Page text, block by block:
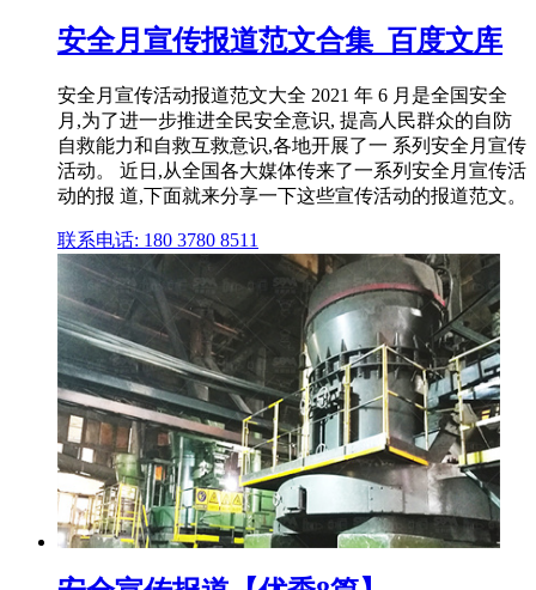
安全月宣传报道范文合集_百度文库
安全月宣传活动报道范文大全 2021 年 6 月是全国安全
月,为了进一步推进全民安全意识, 提高人民群众的自防
自救能力和自救互救意识,各地开展了一 系列安全月宣传
活动。 近日,从全国各大媒体传来了一系列安全月宣传活
动的报 道,下面就来分享一下这些宣传活动的报道范文。
联系电话: 180 3780 8511